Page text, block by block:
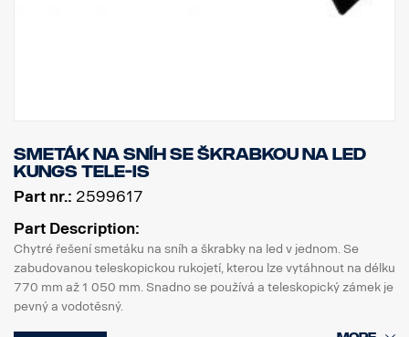
Smeták na sníh se škrabkou na led
Kungs Tele-Is
Part nr.: 2599617
Part Description:
Chytré řešení smetáku na sníh a škrabky na led v jednom. Se
zabudovanou teleskopickou rukojetí, kterou lze vytáhnout na délku
770 mm až 1 050 mm. Snadno se používá a teleskopický zámek je
pevný a vodotěsný.